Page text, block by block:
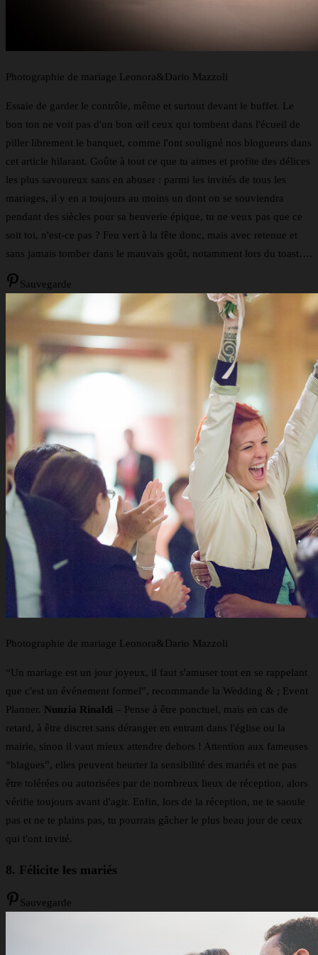
Photographie de mariage Leonora&Dario Mazzoli
Essaie de garder le contrôle, même et surtout devant le buffet. Le
bon ton ne voit pas d'un bon œil ceux qui tombent dans l'écueil de
piller librement le banquet, comme l'ont souligné nos blogueurs dans
cet article hilarant. Goûte à tout ce que tu aimes et profite des délices
les plus savoureux sans en abuser : parmi les invités de tous les
mariages, il y en a toujours au moins un dont on se souviendra
pendant des siècles pour sa beuverie épique, tu ne veux pas que ce
soit toi, n'est-ce pas ? Feu vert à la fête donc, mais avec retenue et
sans jamais tomber dans le mauvais goût, notamment lors du toast….
Sauvegarde
Photographie de mariage Leonora&Dario Mazzoli
“Un mariage est un jour joyeux, il faut s'amuser tout en se rappelant
que c'est un événement formel”, recommande la Wedding & ; Event
Planner. Nunzia Rinaldi – Pense à être ponctuel, mais en cas de
retard, à être discret sans déranger en entrant dans l'église ou la
mairie, sinon il vaut mieux attendre dehors ! Attention aux fameuses
“blagues”, elles peuvent heurter la sensibilité des mariés et ne pas
être tolérées ou autorisées par de nombreux lieux de réception, alors
vérifie toujours avant d'agir. Enfin, lors de la réception, ne te saoule
pas et ne te plains pas, tu pourrais gâcher le plus beau jour de ceux
qui t'ont invité.
8. Félicite les mariés
Sauvegarde